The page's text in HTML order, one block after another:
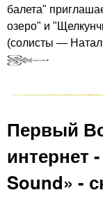
балета"
озеро" и
(солисты —
Первый
интернет
Sound» -